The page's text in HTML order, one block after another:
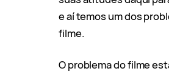
e aí temos um dos
filme.
O problema do filme